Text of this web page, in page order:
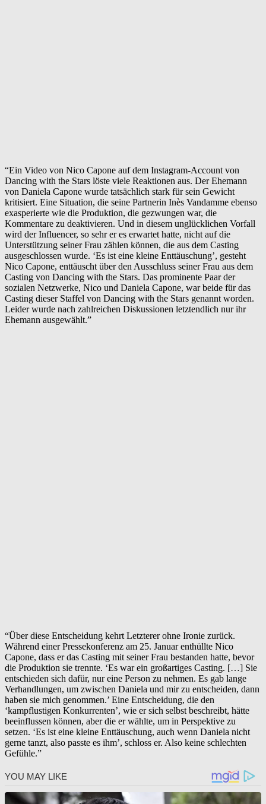
“Ein Video von Nico Capone auf dem Instagram-Account von
Dancing with the Stars löste viele Reaktionen aus. Der Ehemann
von Daniela Capone wurde tatsächlich stark für sein Gewicht
kritisiert. Eine Situation, die seine Partnerin Inès Vandamme ebenso
exasperierte wie die Produktion, die gezwungen war, die
Kommentare zu deaktivieren. Und in diesem unglücklichen Vorfall
wird der Influencer, so sehr er es erwartet hatte, nicht auf die
Unterstützung seiner Frau zählen können, die aus dem Casting
ausgeschlossen wurde. ‘Es ist eine kleine Enttäuschung’, gesteht
Nico Capone, enttäuscht über den Ausschluss seiner Frau aus dem
Casting von Dancing with the Stars. Das prominente Paar der
sozialen Netzwerke, Nico und Daniela Capone, war beide für das
Casting dieser Staffel von Dancing with the Stars genannt worden.
Leider wurde nach zahlreichen Diskussionen letztendlich nur ihr
Ehemann ausgewählt.”
“Über diese Entscheidung kehrt Letzterer ohne Ironie zurück.
Während einer Pressekonferenz am 25. Januar enthüllte Nico
Capone, dass er das Casting mit seiner Frau bestanden hatte, bevor
die Produktion sie trennte. ‘Es war ein großartiges Casting. […] Sie
entschieden sich dafür, nur eine Person zu nehmen. Es gab lange
Verhandlungen, um zwischen Daniela und mir zu entscheiden, dann
haben sie mich genommen.’ Eine Entscheidung, die den
‘kampflustigen Konkurrenten’, wie er sich selbst beschreibt, hätte
beeinflussen können, aber die er wählte, um in Perspektive zu
setzen. ‘Es ist eine kleine Enttäuschung, auch wenn Daniela nicht
gerne tanzt, also passte es ihm’, schloss er. Also keine schlechten
Gefühle.”